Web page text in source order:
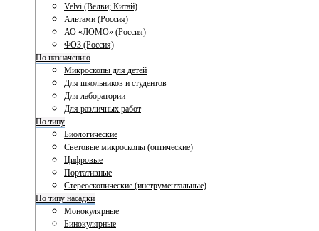
Velvi (Велви; Китай)
Альтами (Россия)
АО «ЛОМО» (Россия)
ФОЗ (Россия)
По назначению
Микроскопы для детей
Для школьников и студентов
Для лаборатории
Для различных работ
По типу
Биологические
Световые микроскопы (оптические)
Цифровые
Портативные
Стереоскопические (инструментальные)
По типу насадки
Монокулярные
Бинокулярные